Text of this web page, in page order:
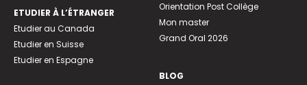
ETUDIER À L’ÉTRANGER
Etudier au Canada
Etudier en Suisse
Etudier en Espagne
Orientation Post Collège
Mon master
Grand Oral 2026
BLOG